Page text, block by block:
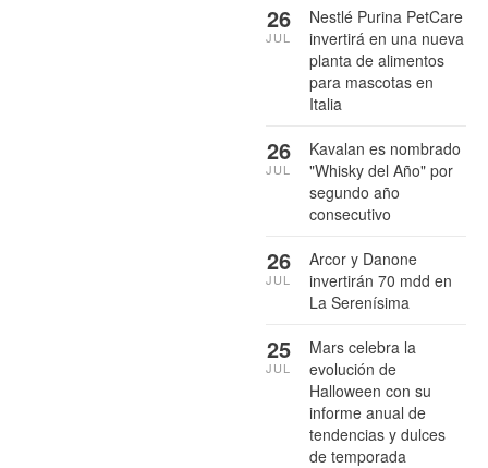
Nestlé Purina PetCare
invertirá en una nueva
planta de alimentos
para mascotas en
Italia
26
JUL
Kavalan es nombrado
"Whisky del Año" por
segundo año
consecutivo
26
JUL
Arcor y Danone
invertirán 70 mdd en
La Serenísima
26
JUL
Mars celebra la
evolución de
Halloween con su
informe anual de
tendencias y dulces
de temporada
25
JUL